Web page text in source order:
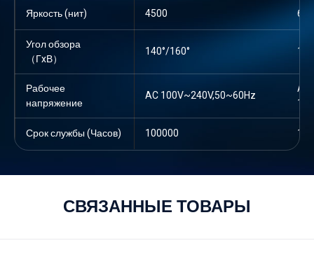
Яркость (нит) 4500
Угол обзора
（ГxВ）
140°/160°
Рабочее
напряжение
AC 100V~240V,50~60Hz
AC
Срок службы (Часов) 100000
4500
140°/160°
AC 100V~240V,50~60Hz
AC
100000
СВЯЗАННЫЕ ТОВАРЫ